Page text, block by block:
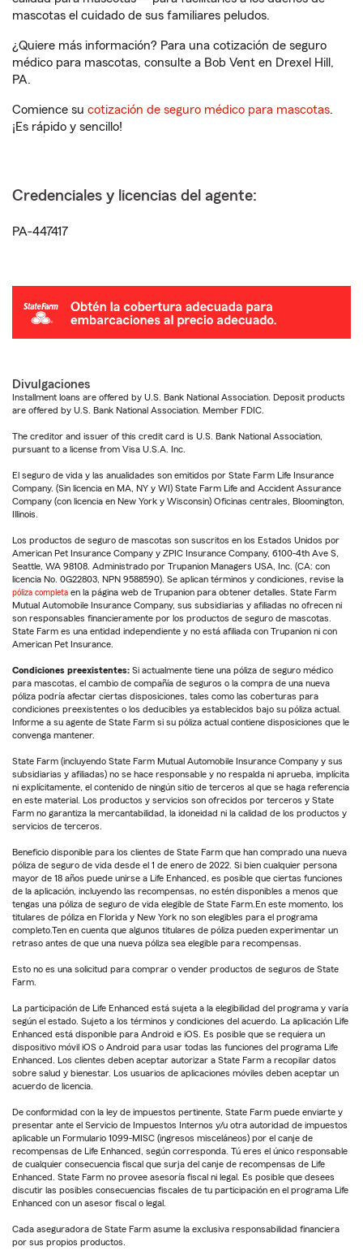
mascotas el cuidado de sus familiares peludos.
¿Quiere más información? Para una cotización de seguro
médico para mascotas, consulte a Bob Vent en Drexel Hill,
PA.
Comience su cotización de seguro médico para mascotas.
¡Es rápido y sencillo!
Credenciales y licencias del agente:
PA-447417
Divulgaciones
Installment loans are offered by U.S. Bank National Association. Deposit products
are offered by U.S. Bank National Association. Member FDIC.
The creditor and issuer of this credit card is U.S. Bank National Association,
pursuant to a license from Visa U.S.A. Inc.
El seguro de vida y las anualidades son emitidos por State Farm Life Insurance
Company. (Sin licencia en MA, NY y WI) State Farm Life and Accident Assurance
Company (con licencia en New York y Wisconsin) Oficinas centrales, Bloomington,
Illinois.
Los productos de seguro de mascotas son suscritos en los Estados Unidos por
American Pet Insurance Company y ZPIC Insurance Company, 6100-4th Ave S,
Seattle, WA 98108. Administrado por Trupanion Managers USA, Inc. (CA: con
licencia No. 0G22803, NPN 9588590). Se aplican términos y condiciones, revise la
póliza completa en la página web de Trupanion para obtener detalles. State Farm
Mutual Automobile Insurance Company, sus subsidiarias y afiliadas no ofrecen ni
son responsables financieramente por los productos de seguro de mascotas.
State Farm es una entidad independiente y no está afiliada con Trupanion ni con
American Pet Insurance.
Condiciones preexistentes: Si actualmente tiene una póliza de seguro médico
para mascotas, el cambio de compañía de seguros o la compra de una nueva
póliza podría afectar ciertas disposiciones, tales como las coberturas para
condiciones preexistentes o los deducibles ya establecidos bajo su póliza actual.
Informe a su agente de State Farm si su póliza actual contiene disposiciones que le
convenga mantener.
State Farm (incluyendo State Farm Mutual Automobile Insurance Company y sus
subsidiarias y afiliadas) no se hace responsable y no respalda ni aprueba, implícita
ni explícitamente, el contenido de ningún sitio de terceros al que se haga referencia
en este material. Los productos y servicios son ofrecidos por terceros y State
Farm no garantiza la mercantabilidad, la idoneidad ni la calidad de los productos y
servicios de terceros.
Beneficio disponible para los clientes de State Farm que han comprado una nueva
póliza de seguro de vida desde el 1 de enero de 2022. Si bien cualquier persona
mayor de 18 años puede unirse a Life Enhanced, es posible que ciertas funciones
de la aplicación, incluyendo las recompensas, no estén disponibles a menos que
tengas una póliza de seguro de vida elegible de State Farm.En este momento, los
titulares de póliza en Florida y New York no son elegibles para el programa
completo.Ten en cuenta que algunos titulares de póliza pueden experimentar un
retraso antes de que una nueva póliza sea elegible para recompensas.
Esto no es una solicitud para comprar o vender productos de seguros de State
Farm.
La participación de Life Enhanced está sujeta a la elegibilidad del programa y varía
según el estado. Sujeto a los términos y condiciones del acuerdo. La aplicación Life
Enhanced está disponible para Android e iOS. Es posible que se requiera un
dispositivo móvil iOS o Android para usar todas las funciones del programa Life
Enhanced. Los clientes deben aceptar autorizar a State Farm a recopilar datos
sobre salud y bienestar. Los usuarios de aplicaciones móviles deben aceptar un
acuerdo de licencia.
De conformidad con la ley de impuestos pertinente, State Farm puede enviarte y
presentar ante el Servicio de Impuestos Internos y/u otra autoridad de impuestos
aplicable un Formulario 1099-MISC (ingresos misceláneos) por el canje de
recompensas de Life Enhanced, según corresponda. Tú eres el único responsable
de cualquier consecuencia fiscal que surja del canje de recompensas de Life
Enhanced. State Farm no provee asesoría fiscal ni legal. Es posible que desees
discutir las posibles consecuencias fiscales de tu participación en el programa Life
Enhanced con un asesor fiscal o legal.
Cada aseguradora de State Farm asume la exclusiva responsabilidad financiera
por sus propios productos.